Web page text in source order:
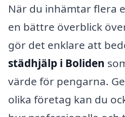
När du inhämtar flera
en bättre överblick
gör det enklare att
städhjälp i Boliden
värde för pengarna.
olika företag kan du